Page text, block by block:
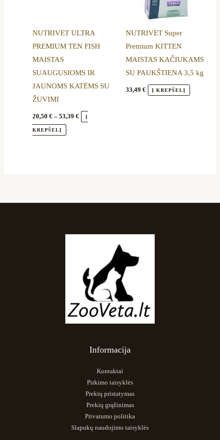
NUTRIVET ULTRA
PREMIUM TEN FISH
MAISTAS
SUAUGUSIOMS IR
JAUNOMS KATĖMS SU
ŽUVIMI
20,50€ – 53,39€ Į
KREPŠELĮ
may
be
on
the
page
NUTRIVET Super
Premium KITTEN
MAISTAS KAČIUKAMS
SU PAUKŠTIENA 3,5 kg
33,49 € Į KREPŠELĮ
Informacija
Kontaktai
Pirkimo taisyklės
Prekių pristatymas
Prekių grąžinimas
Privatumo politika
Slapukų naudojimo taisyklės